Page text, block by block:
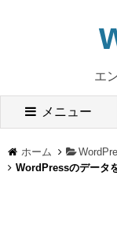
エ
メニュー
ホーム
WordPressのデータ